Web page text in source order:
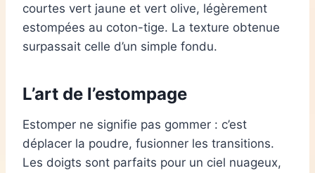
courtes vert jaune et vert olive, légèrement
estompées au coton-tige. La texture obtenue
surpassait celle d’un simple fondu.
L’art de l’estompage
Estomper ne signifie pas gommer : c’est
déplacer la poudre, fusionner les transitions.
Les doigts sont parfaits pour un ciel nuageux,